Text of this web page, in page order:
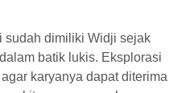
sudah dimiliki Widji sejak
batik lukis. Eksplorasi
karyanya dapat diterima